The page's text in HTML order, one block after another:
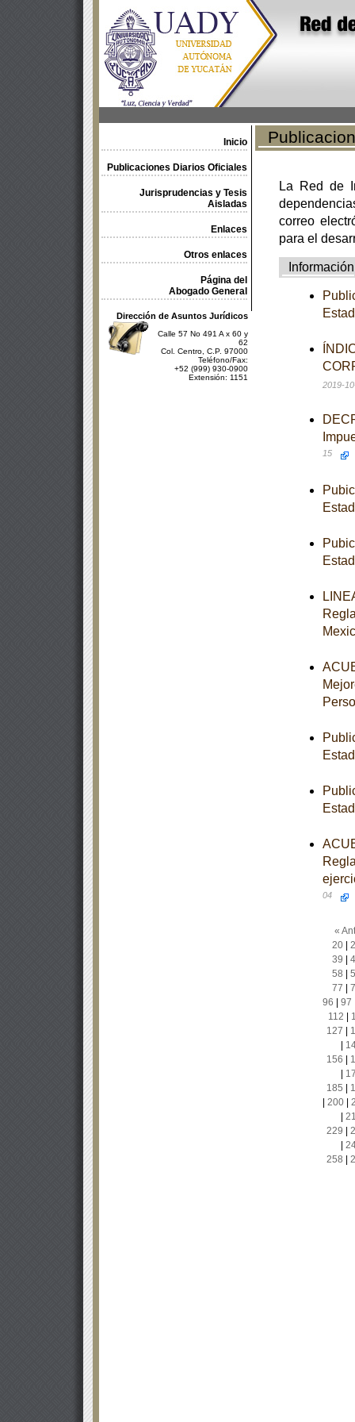
Inicio
Publicaciones Diarios Oficiales
Jurisprudencias y Tesis
Aisladas
Enlaces
Otros enlaces
Página del
Abogado General
Dirección de Asuntos Jurídicos
Calle 57 No 491 A x 60 y
62
Col. Centro, C.P. 97000
Teléfono/Fax:
+52 (999) 930-0900
Extensión: 1151
La Red de
correo
para el
Información
2019-
15
04
«
20|
39
58
77
96
97
112
127
156
185
200|
229
258